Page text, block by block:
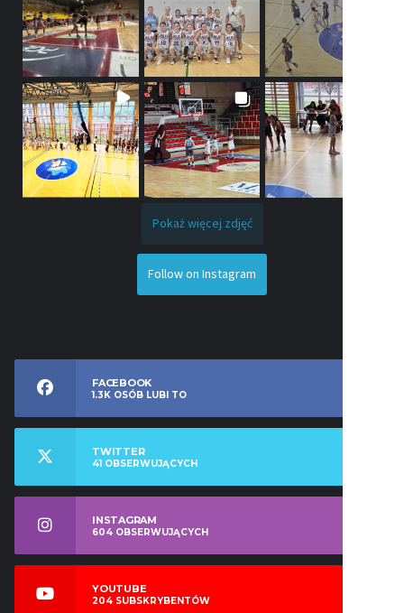
Pokaż więcej zdjęć
Follow on Instagram
FACEBOOK
1.3K OSÓB LUBI TO
TWITTER
41 OBSERWUJĄCYCH
INSTAGRAM
604 OBSERWUJĄCYCH
YOUTUBE
204 SUBSKRYBENTÓW